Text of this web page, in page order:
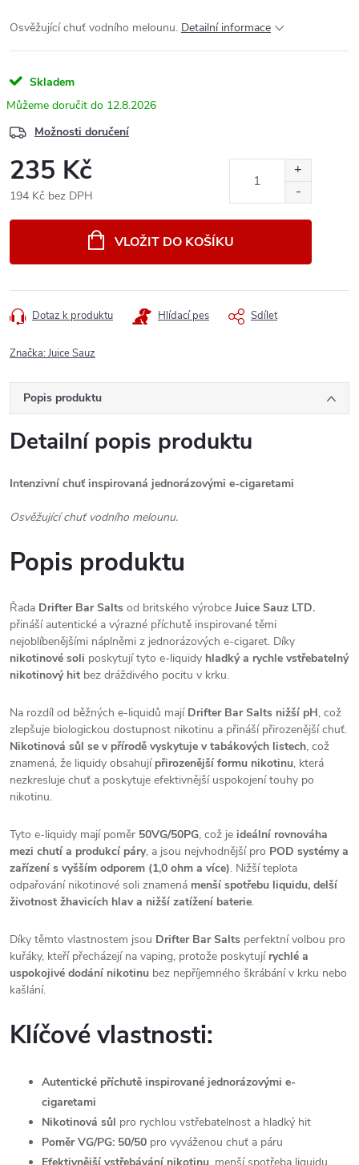
Osvěžující chuť vodního melounu. Detailní informace
Skladem
12.8.2026
Možnosti doručení
235 Kč
194 Kč bez DPH
VLOŽIT DO KOŠÍKU
Dotaz k produktu Hlídací pes Sdílet
Značka:Juice Sauz
Popis produktu
Detailní popis produktu
Intenzivní chuť inspirovaná jednorázovými e-cigaretami
Osvěžující chuť vodního melounu.
Popis produktu
Řada Drifter Bar Salts od britského výrobce Juice Sauz LTD.
přináší autentické a výrazné příchutě inspirované těmi
nejoblíbenějšími náplněmi z jednorázových e-cigaret. Díky
nikotinové soli poskytují tyto e-liquidy hladký a rychle vstřebatelný
nikotinový hit bez dráždivého pocitu v krku.
Na rozdíl od běžných e-liquidů mají Drifter Bar Salts nižší pH, což
zlepšuje biologickou dostupnost nikotinu a přináší přirozenější chuť.
Nikotinová sůl se v přírodě vyskytuje v tabákových listech, což
znamená, že liquidy obsahují přirozenější formu nikotinu, která
nezkresluje chuť a poskytuje efektivnější uspokojení touhy po
nikotinu.
Tyto e-liquidy mají poměr 50VG/50PG, což je ideální rovnováha
mezi chutí a produkcí páry, a jsou nejvhodnější pro POD systémy a
zařízení s vyšším odporem (1,0 ohm a více). Nižší teplota
odpařování nikotinové soli znamená menší spotřebu liquidu, delší
životnost žhavicích hlav a nižší zatížení baterie.
Díky těmto vlastnostem jsou Drifter Bar Salts perfektní volbou pro
kuřáky, kteří přecházejí na vaping, protože poskytují rychlé a
uspokojivé dodání nikotinu bez nepříjemného škrábání v krku nebo
kašlání.
Klíčové vlastnosti:
Autentické příchutě inspirované jednorázovými e-
cigaretami
Nikotinová sůl pro rychlou vstřebatelnost a hladký hit
Poměr VG/PG: 50/50 pro vyváženou chuť a páru